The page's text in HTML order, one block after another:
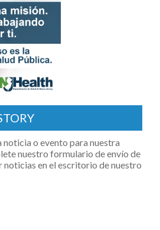
noticia o evento para nuestra
nuestro formulario de envío de
en el escritorio de nuestro